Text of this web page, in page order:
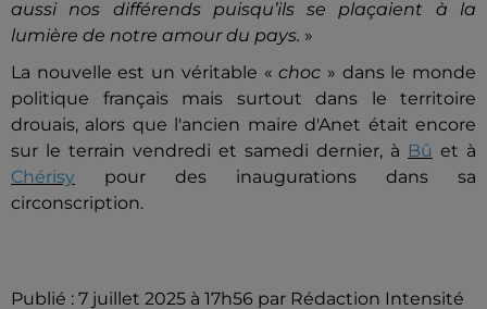
aussi nos différends puisqu’ils se plaçaient à la
lumière de notre amour du pays. »
La nouvelle est un véritable « choc » dans le monde
politique français mais surtout dans le territoire
drouais, alors que l'ancien maire d'Anet était encore
sur le terrain vendredi et samedi dernier, à Bû et à
Chérisy pour des inaugurations dans sa
circonscription.
Publié : 7 juillet 2025 à 17h56 par Rédaction Intensité